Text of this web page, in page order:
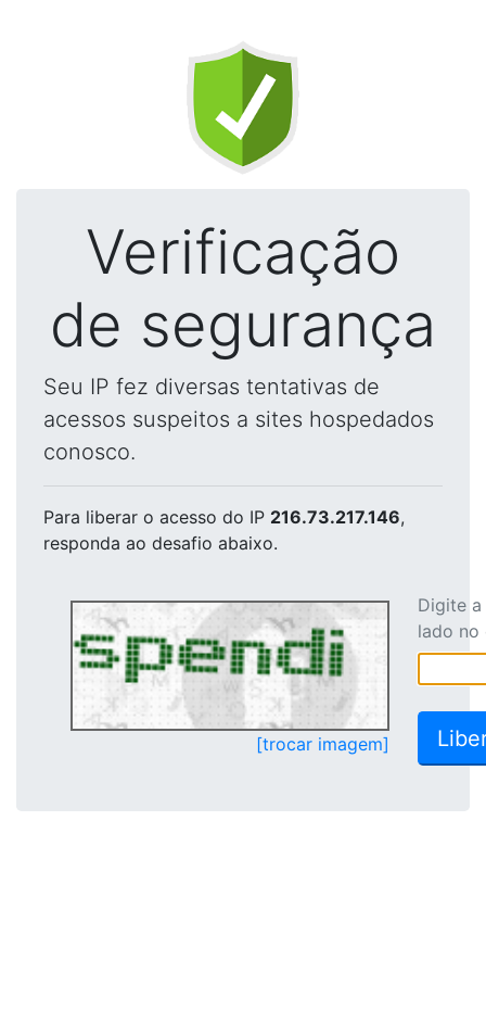
Verificação
de segurança
Seu IP fez diversas tentativas de
acessos suspeitos a sites hospedados
conosco.
Para liberar o acesso do IP 216.73.217.146,
responda ao desafio abaixo.
[trocar imagem]
Digite
lado no